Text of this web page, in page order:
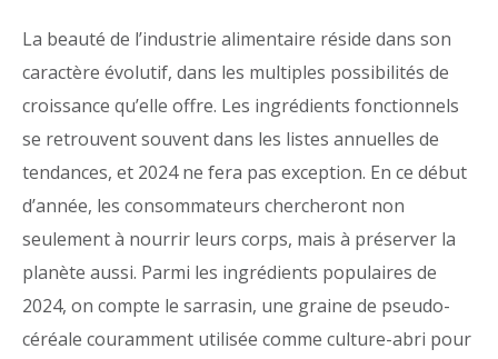
La beauté de l’industrie alimentaire réside dans son
caractère évolutif, dans les multiples possibilités de
croissance qu’elle offre. Les ingrédients fonctionnels
se retrouvent souvent dans les listes annuelles de
tendances, et 2024 ne fera pas exception. En ce début
d’année, les consommateurs chercheront non
seulement à nourrir leurs corps, mais à préserver la
planète aussi. Parmi les ingrédients populaires de
2024, on compte le sarrasin, une graine de pseudo-
céréale couramment utilisée comme culture-abri pour